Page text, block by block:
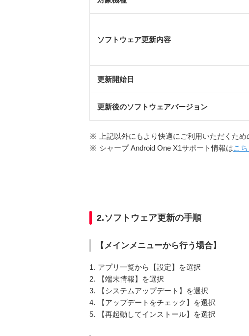
ソフトウェア更新内容
更新開始日
更新後のソフトウェアバージョン
※
上記以外にもより快適にご利用いただくため
※ シャープ Android One X1サポート情報はこ
2.ソフトウェア更新の手順
【メインメニューから行う場合】
1. アプリ一覧から【設定】を選択
2.
【端末情報】を選択
3.
【システムアップデート】を選択
4.
【アップデートをチェック】を選択
5.
【再起動してインストール】を選択